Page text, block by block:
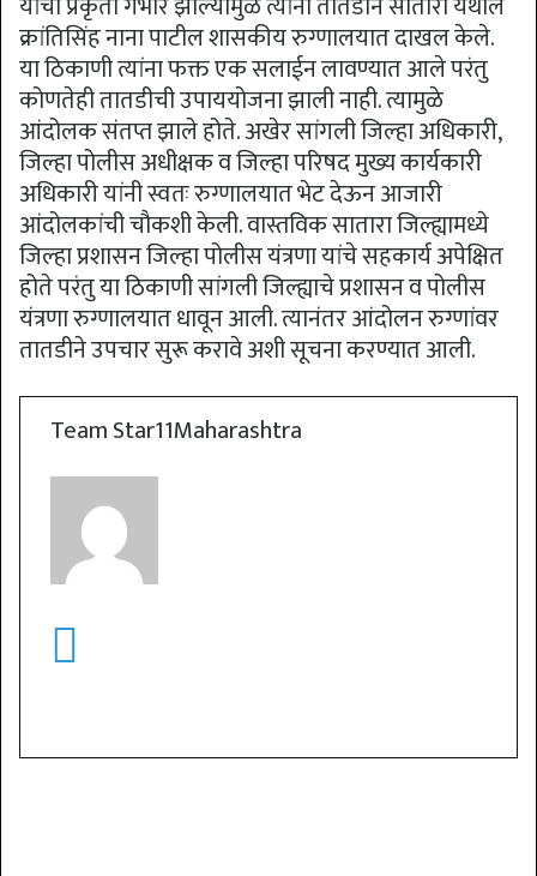
क्रांतिसिंह नाना पाटील शासकीय रुग्णालयात दाखल केले.
या ठिकाणी त्यांना फक्त एक सलाईन लावण्यात आले परंतु
कोणतेही तातडीची उपाययोजना झाली नाही. त्यामुळे
आंदोलक संतप्त झाले होते. अखेर सांगली जिल्हा अधिकारी,
जिल्हा पोलीस अधीक्षक व जिल्हा परिषद मुख्य कार्यकारी
अधिकारी यांनी स्वतः रुग्णालयात भेट देऊन आजारी
आंदोलकांची चौकशी केली. वास्तविक सातारा जिल्ह्यामध्ये
जिल्हा प्रशासन जिल्हा पोलीस यंत्रणा यांचे सहकार्य अपेक्षित
होते परंतु या ठिकाणी सांगली जिल्ह्याचे प्रशासन व पोलीस
यंत्रणा रुग्णालयात धावून आली. त्यानंतर आंदोलन रुग्णांवर
तातडीने उपचार सुरू करावे अशी सूचना करण्यात आली.
Team Star11Maharashtra